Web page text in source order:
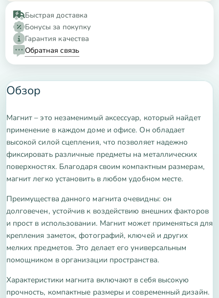
Быстрая доставка
Бонусы за покупку
Гарантия качества
Обратная связь
Обзор
Магнит – это незаменимый аксессуар, который найдет
применение в каждом доме и офисе. Он обладает
высокой силой сцепления, что позволяет надежно
фиксировать различные предметы на металлических
поверхностях. Благодаря своим компактным размерам,
магнит легко установить в любом удобном месте.
Преимущества данного магнита очевидны: он
долговечен, устойчив к воздействию внешних факторов
и прост в использовании. Магнит может применяться для
крепления заметок, фотографий, ключей и других
мелких предметов. Это делает его универсальным
помощником в организации пространства.
Характеристики магнита включают в себя высокую
прочность, компактные размеры и современный дизайн.